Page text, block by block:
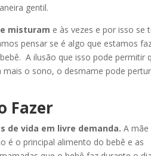
gentil.
misturam e às vezes e por isso se
pensar se é algo que estamos
A ilusão que isso pode permitir
o sono, o desmame pode
Fazer
de vida em livre demanda. A mãe
é o principal alimento do bebê e as